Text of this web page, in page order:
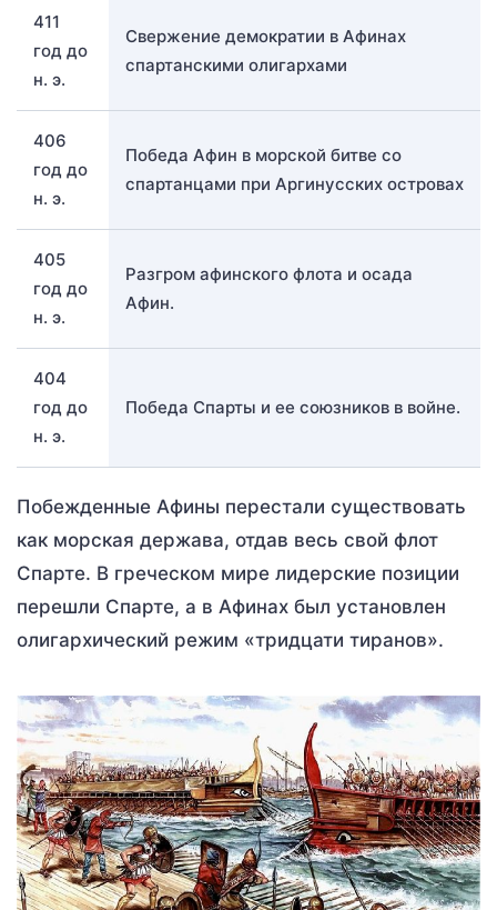
411
год до
н. э.
Свержение демократии в Афинах
спартанскими олигархами
406
год до
н. э.
Победа Афин в морской битве со
спартанцами при Аргинусских островах
405
год до
н. э.
Разгром афинского флота и осада
Афин.
404
год до
н. э.
Победа Спарты и ее союзников в войне.
Побежденные Афины перестали существовать
как морская держава, отдав весь свой флот
Спарте. В греческом мире лидерские позиции
перешли Спарте, а в Афинах был установлен
олигархический режим «тридцати тиранов».